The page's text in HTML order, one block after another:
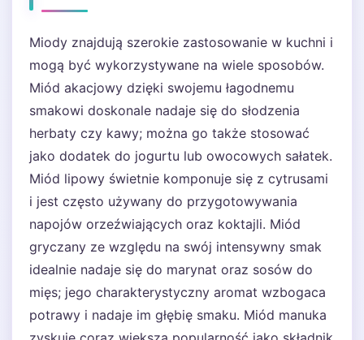
Miody znajdują szerokie zastosowanie w kuchni i
mogą być wykorzystywane na wiele sposobów.
Miód akacjowy dzięki swojemu łagodnemu
smakowi doskonale nadaje się do słodzenia
herbaty czy kawy; można go także stosować
jako dodatek do jogurtu lub owocowych sałatek.
Miód lipowy świetnie komponuje się z cytrusami
i jest często używany do przygotowywania
napojów orzeźwiających oraz koktajli. Miód
gryczany ze względu na swój intensywny smak
idealnie nadaje się do marynat oraz sosów do
mięs; jego charakterystyczny aromat wzbogaca
potrawy i nadaje im głębię smaku. Miód manuka